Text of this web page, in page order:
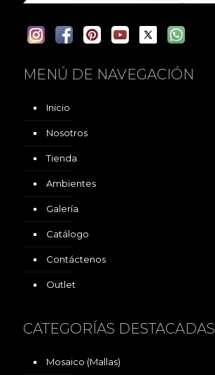
MENÚ DE NAVEGACIÓN
Inicio
Nosotros
Tienda
Ambientes
Galería
Catálogo
Contáctenos
Outlet
CATEGORÍAS DESTACADAS
Mosaico (Mallas)